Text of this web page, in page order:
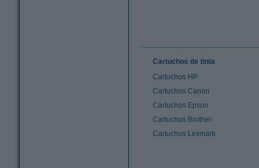
Cartuchos de tinta
Cartuchos HP
Cartuchos Canon
Cartuchos Epson
Cartuchos Brother
Cartuchos Lexmark